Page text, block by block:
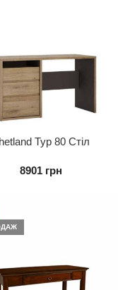
Typ 80 Стіл
8901 грн